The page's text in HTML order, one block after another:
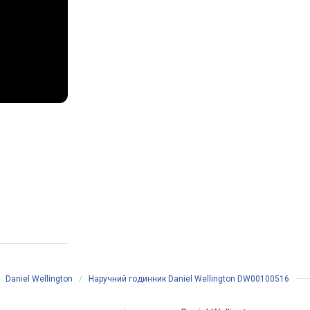
Daniel Wellington / Наручний годинник Daniel Wellington DW00100516